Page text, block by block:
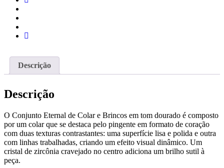
Descrição
Descrição
O Conjunto Eternal de Colar e Brincos em tom dourado é composto
por um colar que se destaca pelo pingente em formato de coração
com duas texturas contrastantes: uma superfície lisa e polida e outra
com linhas trabalhadas, criando um efeito visual dinâmico. Um
cristal de zircônia cravejado no centro adiciona um brilho sutil à
peça.